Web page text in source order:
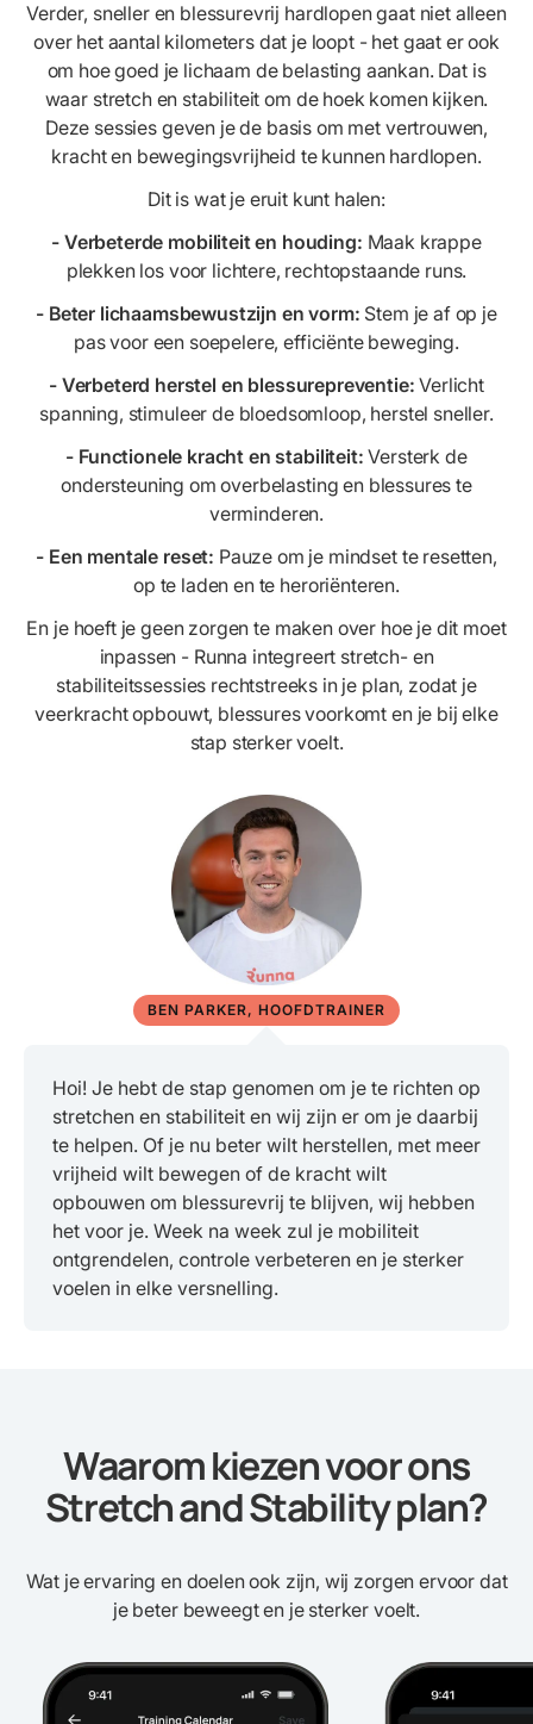
Verder, sneller en blessurevrij hardlopen gaat niet alleen
over het aantal kilometers dat je loopt - het gaat er ook
om hoe goed je lichaam de belasting aankan. Dat is
waar stretch en stabiliteit om de hoek komen kijken.
Deze sessies geven je de basis om met vertrouwen,
kracht en bewegingsvrijheid te kunnen hardlopen.
Dit is wat je eruit kunt halen:
- Verbeterde mobiliteit en houding: Maak krappe
plekken los voor lichtere, rechtopstaande runs.
- Beter lichaamsbewustzijn en vorm: Stem je af op je
pas voor een soepelere, efficiënte beweging.
- Verbeterd herstel en blessurepreventie: Verlicht
spanning, stimuleer de bloedsomloop, herstel sneller.
- Functionele kracht en stabiliteit:Versterk de
ondersteuning om overbelasting en blessures te
verminderen.
- Een mentale reset: Pauze om je mindset te resetten,
op te laden en te heroriënteren.
En je hoeft je geen zorgen te maken over hoe je dit moet
inpassen - Runna integreert stretch- en
stabiliteitssessies rechtstreeks in je plan, zodat je
veerkracht opbouwt, blessures voorkomt en je bij elke
stap sterker voelt.
Hoi! Je hebt de stap genomen om je te richten op
stretchen en stabiliteit en wij zijn er om je daarbij
te helpen. Of je nu beter wilt herstellen, met meer
vrijheid wilt bewegen of de kracht wilt
opbouwen om blessurevrij te blijven, wij hebben
het voor je. Week na week zul je mobiliteit
ontgrendelen, controle verbeteren en je sterker
voelen in elke versnelling.
BEN PARKER, HOOFDTRAINER
Waarom kiezen voor ons
Stretch and Stability plan?
Wat je ervaring en doelen ook zijn, wij zorgen ervoor dat
je beter beweegt en je sterker voelt.